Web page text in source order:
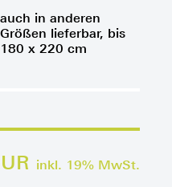
auch in anderen
Größen lieferbar, bis
180 x 220 cm
inkl. 19% MwSt.